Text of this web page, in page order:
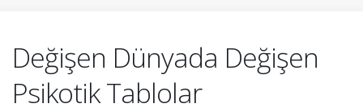
Değişen Dünyada Değişen
Psikotik Tablolar